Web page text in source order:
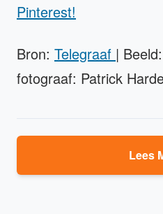
Pinterest!
Bron: Telegraaf |
fotograaf: Patrick
Lees